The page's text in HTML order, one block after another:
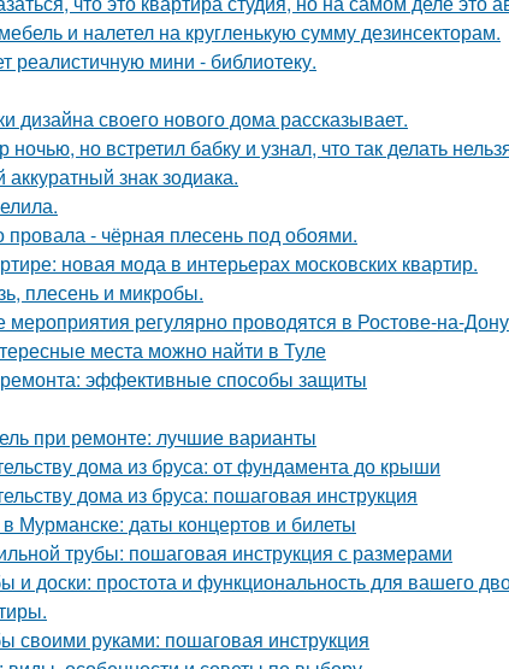
и налетел на кругленькую сумму дезинсекторам.
реалистичную мини - библиотеку.
дизайна своего нового дома рассказывает.
но встретил бабку и узнал, что так делать
знак зодиака.
- чёрная плесень под обоями.
новая мода в интерьерах московских квартир.
плесень и микробы.
мероприятия регулярно проводятся в Ростове-на-Дону
места можно найти в Туле
эффективные способы защиты
при ремонте: лучшие варианты
дома из бруса: от фундамента до крыши
дома из бруса: пошаговая инструкция
Мурманске: даты концертов и билеты
трубы: пошаговая инструкция с размерами
и доски: простота и функциональность для вашего
своими руками: пошаговая инструкция